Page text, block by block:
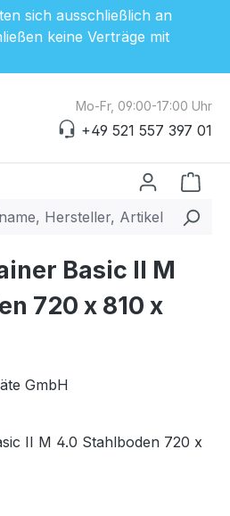
sich ausschließlich an
keine Verträge mit
Mo-Fr, 09:00-17:00 Uhr
+49 521 557 397 01
Basic II M
720 x 810 x
GmbH